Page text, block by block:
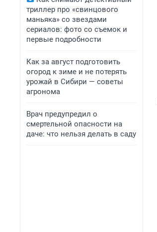
триллер про «свинцового
маньяка» со звездами
сериалов: фото со съемок и
первые подробности
Как за август подготовить
огород к зиме и не потерять
урожай в Сибири — советы
агронома
Врач предупредил о
смертельной опасности на
даче: что нельзя делать в саду